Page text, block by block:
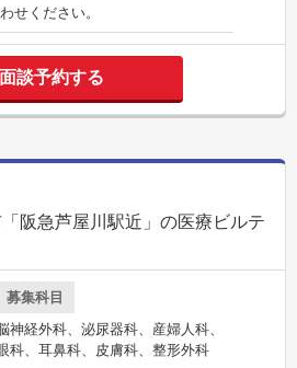
せください。
面談予約する
「阪急芦屋川駅近」の医療ビルテ
募集科目
神経外科、泌尿器科、産婦人科、
科、耳鼻科、皮膚科、整形外科